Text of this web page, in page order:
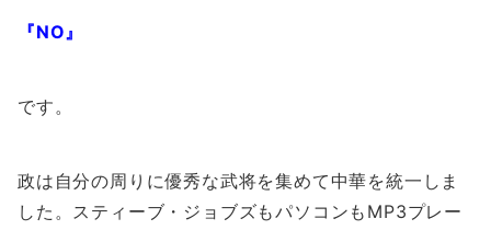
『NO』
です。
政は自分の周りに優秀な武将を集めて中華を統一しま
した。スティーブ・ジョブズもパソコンもMP3プレー